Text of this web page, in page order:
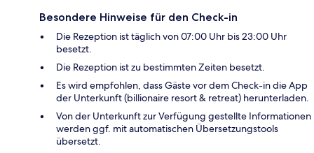
Besondere Hinweise für den Check-in
Die Rezeption ist täglich von 07:00 Uhr bis 23:00 Uhr
besetzt.
Die Rezeption ist zu bestimmten Zeiten besetzt.
Es wird empfohlen, dass Gäste vor dem Check-in die App
der Unterkunft (billionaire resort & retreat) herunterladen.
Von der Unterkunft zur Verfügung gestellte Informationen
werden ggf. mit automatischen Übersetzungstools
übersetzt.